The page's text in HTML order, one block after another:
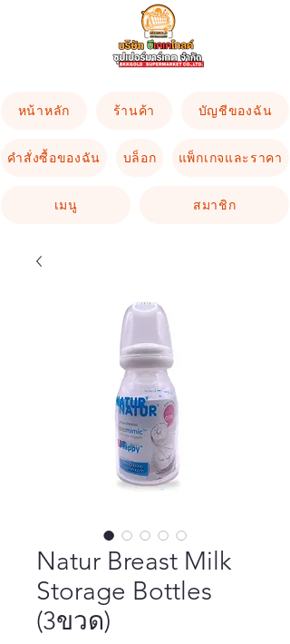
หน้าหลัก ร้านค้า บัญชีของฉัน
คำสั่งซื้อของฉัน บล็อก แพ็กเกจและราคา
เมนู สมาชิก
Natur Breast Milk
Storage Bottles
(3ขวด)